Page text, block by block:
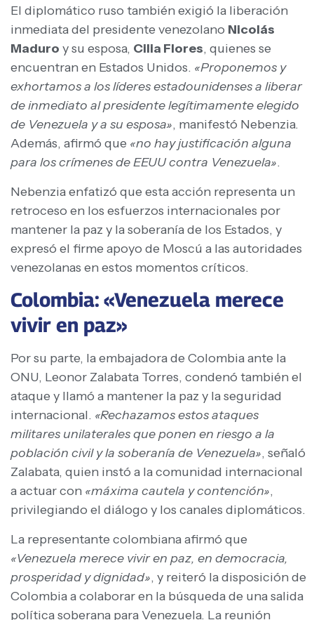
El diplomático ruso también exigió la liberación
inmediata del presidente venezolano Nicolás
Maduro y su esposa, Cilia Flores, quienes se
encuentran en Estados Unidos. «Proponemos y
exhortamos a los líderes estadounidenses a liberar
de inmediato al presidente legítimamente elegido
de Venezuela y a su esposa», manifestó Nebenzia.
Además, afirmó que «no hay justificación alguna
para los crímenes de EEUU contra Venezuela».
Nebenzia enfatizó que esta acción representa un
retroceso en los esfuerzos internacionales por
mantener la paz y la soberanía de los Estados, y
expresó el firme apoyo de Moscú a las autoridades
venezolanas en estos momentos críticos.
Colombia: «Venezuela merece
vivir en paz»
Por su parte, la embajadora de Colombia ante la
ONU, Leonor Zalabata Torres, condenó también el
ataque y llamó a mantener la paz y la seguridad
internacional. «Rechazamos estos ataques
militares unilaterales que ponen en riesgo a la
población civil y la soberanía de Venezuela», señaló
Zalabata, quien instó a la comunidad internacional
a actuar con «máxima cautela y contención»,
privilegiando el diálogo y los canales diplomáticos.
La representante colombiana afirmó que
«Venezuela merece vivir en paz, en democracia,
prosperidad y dignidad», y reiteró la disposición de
Colombia a colaborar en la búsqueda de una salida
política soberana para Venezuela. La reunión